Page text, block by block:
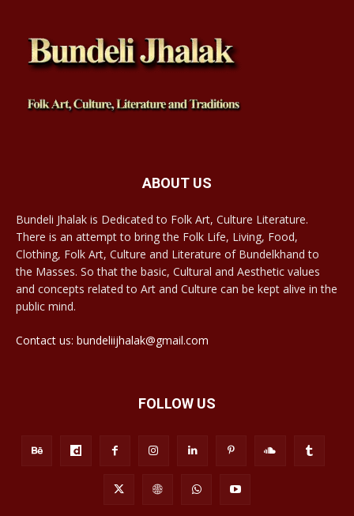
ABOUT US
Bundeli Jhalak is Dedicated to Folk Art, Culture Literature.
There is an attempt to bring the Folk Life, Living, Food,
Clothing, Folk Art, Culture and Literature of Bundelkhand to
the Masses. So that the basic, Cultural and Aesthetic values
and concepts related to Art and Culture can be kept alive in the
public mind.
Contact us: bundeliijhalak@gmail.com
FOLLOW US